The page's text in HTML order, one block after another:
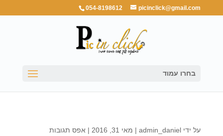
054-8198612 picinclick@gmail.com
בחרו עמוד
על ידי admin_daniel
| מאי 31, 2016 | אפס תגובות